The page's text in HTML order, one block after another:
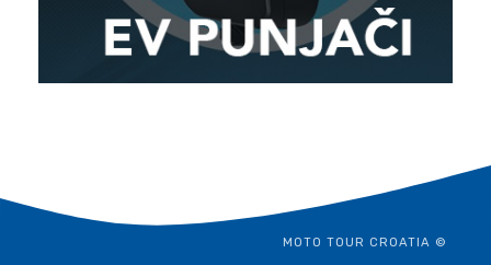
MOTO TOUR CROATIA ©